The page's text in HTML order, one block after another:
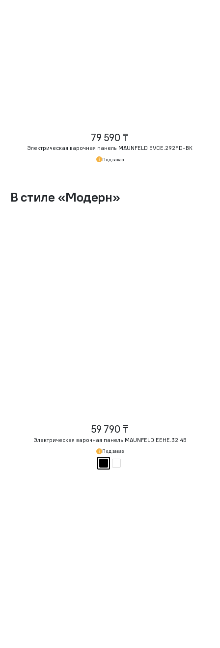
79 590 ₸
Электрическая варочная панель MAUNFELD EVCE.292F.D-BK
Под заказ
В стиле «Модерн»
59 790 ₸
Электрическая варочная панель MAUNFELD EEHE.32.4B
Под заказ